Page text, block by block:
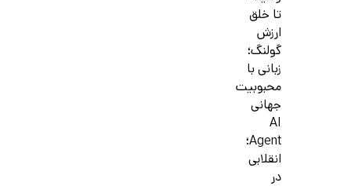
تا خلق
ارزش
گولنگ؛
زبانی با
محبوبیت
جهانی
AI
Agent؛
انقلابی
در